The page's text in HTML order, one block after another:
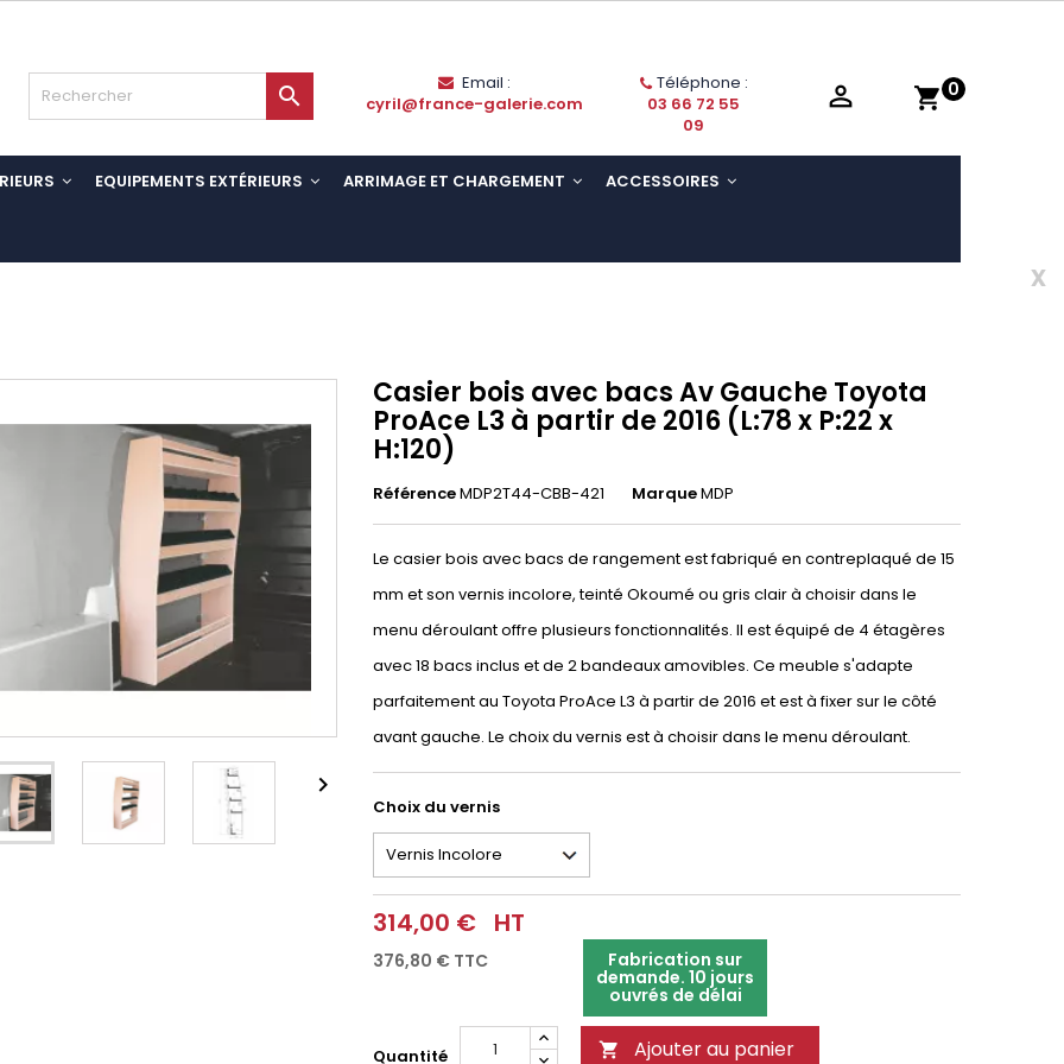
shopping_cart 0

Email :
cyril@france-galerie.com
Téléphone :
03 66 72 55
09

EQUIPEMENTS EXTÉRIEURS ARRIMAGE ET CHARGEMENT ACCESSOIRES
x

Casier bois avec bacs Av Gauche Toyota
ProAce L3 à partir de 2016 (L:78 x P:22 x
H:120)
RéférenceMDP2T44-CBB-421 MarqueMDP
Le casier bois avec bacs de rangement est fabriqué en contreplaqué de 15
mm et son vernis incolore, teinté Okoumé ou gris clair à choisir dans le
menu déroulant offre plusieurs fonctionnalités. Il est équipé de 4 étagères
avec 18 bacs inclus et de 2 bandeaux amovibles. Ce meuble s'adapte
parfaitement au Toyota ProAce L3 à partir de 2016 et est à fixer sur le côté
avant gauche. Le choix du vernis est à choisir dans le menu déroulant.
Choix du vernis
314,00 € HT
376,80 € TTC Fabrication sur
demande. 10 jours
ouvrés de délai
Quantité  Ajouter au panier